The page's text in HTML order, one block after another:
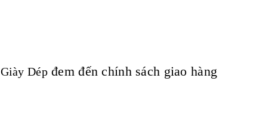
Dépđem đến chính sách giao hàng